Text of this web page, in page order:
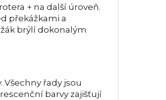
+ na další úroveň.
překážkami a
brýlí dokonalým
řady jsou
barvy zajišťují